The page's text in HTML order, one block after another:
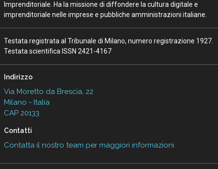
Imprenditoriale. Ha la missione di diffondere la cultura digitale e
imprenditoriale nelle imprese e pubbliche amministrazioni italiane.
Testata registrata al Tribunale di Milano, numero registrazione 1927.
Testata scientifica ISSN 2421-4167
Indirizzo
Via Moretto da Brescia, 22
Milano - Italia
CAP 20133
Contatti
Contatta il nostro team per maggiori informazioni